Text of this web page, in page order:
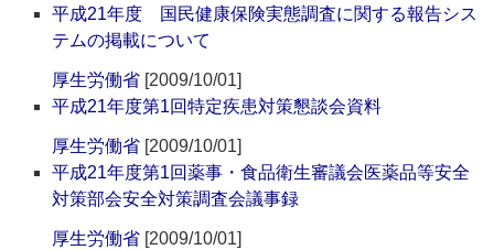
平成21年度 国民健康保険実態調査に関する報告シス
テムの掲載について
厚生労働省 [2009/10/01]
平成21年度第1回特定疾患対策懇談会資料
厚生労働省 [2009/10/01]
平成21年度第1回薬事・食品衛生審議会医薬品等安全
対策部会安全対策調査会議事録
厚生労働省 [2009/10/01]